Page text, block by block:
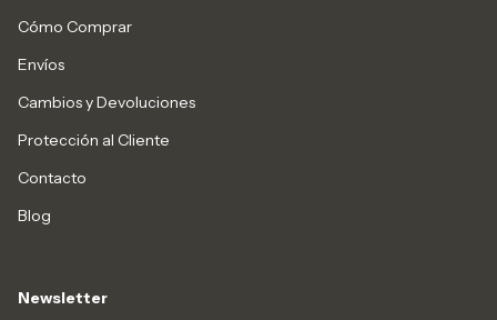
Cómo Comprar
Envíos
Cambios y Devoluciones
Protección al Cliente
Contacto
Blog
Newsletter